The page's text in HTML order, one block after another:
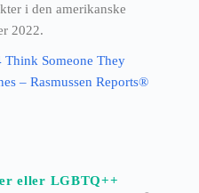
i den amerikanske
2022.
Think Someone They
– Rasmussen Reports®
eller LGBTQ++